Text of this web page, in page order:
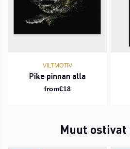
VILTMOTIV
Pike pinnan alla
from€18
Muut ostivat